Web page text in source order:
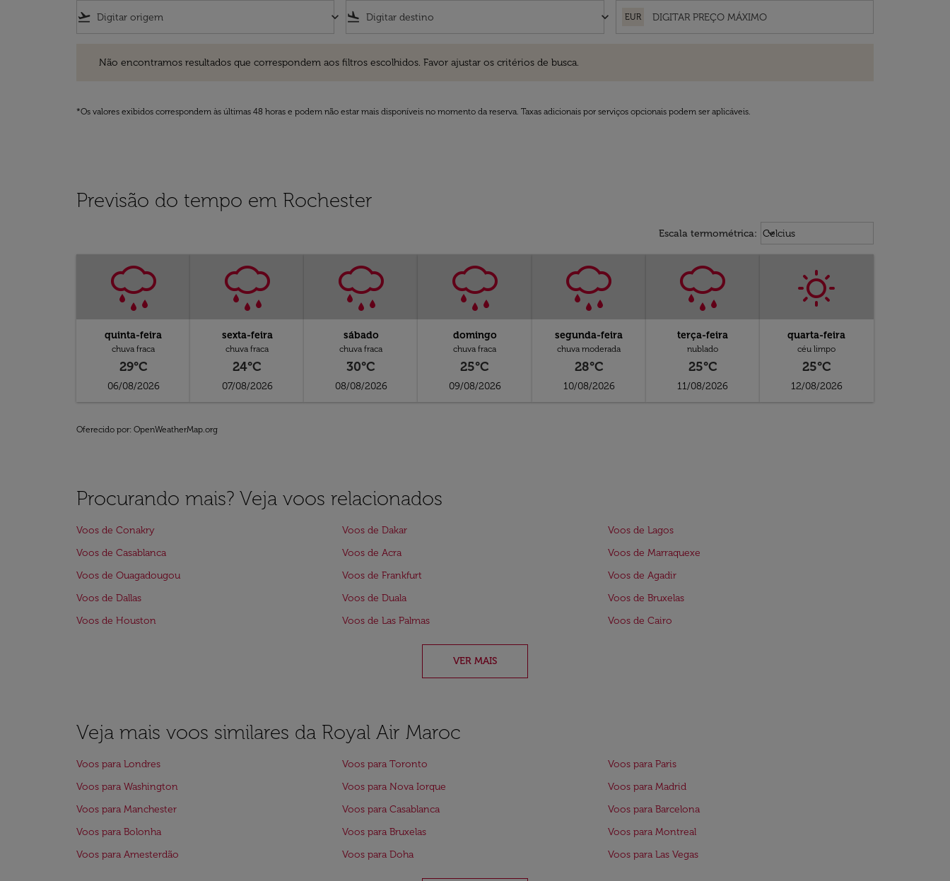
flight_takeoff keyboard_arrow_down flight_land keyboard_arrow_down EUR
Não encontramos resultados que correspondem aos filtros escolhidos. Favor ajustar os critérios de busca.
*Os valores exibidos correspondem às últimas 48 horas e podem não estar mais disponíveis no momento da reserva. Taxas adicionais por serviços opcionais podem ser aplicáveis.
Previsão do tempo em Rochester
Escala termométrica: Weather unit option Celcius
Celcius
keyboard_arrow_down
quinta-feira
chuva fraca
29°C
06/08/2026
sexta-feira
chuva fraca
24°C
07/08/2026
sábado
chuva fraca
30°C
08/08/2026
domingo
chuva fraca
25°C
09/08/2026
segunda-feira
chuva moderada
28°C
10/08/2026
terça-feira
nublado
25°C
11/08/2026
quarta-feira
céu limpo
25°C
12/08/2026
Oferecido por: OpenWeatherMap.org
Procurando mais? Veja voos relacionados
Voos de Conakry Voos de Dakar
Voos de Lagos
Voos de Casablanca
Voos de Acra
Voos de Marraquexe
Voos de Ouagadougou
Voos de Frankfurt
Voos de Agadir
Voos de Dallas
Voos de Duala
Voos de Bruxelas
Voos de Houston
Voos de Las Palmas Voos de Cairo
VER MAIS
Veja mais voos similares da Royal Air Maroc
Voos para Londres Voos para Toronto
Voos para Paris
Voos para Washington
Voos para Nova Iorque
Voos para Madrid
Voos para Manchester
Voos para Casablanca
Voos para Barcelona
Voos para Bolonha
Voos para Bruxelas
Voos para Montreal
Voos para Amesterdão
Voos para Doha Voos para Las Vegas